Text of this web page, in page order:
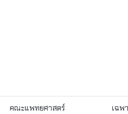
คณะแพทยศาสตร์
เฉพ